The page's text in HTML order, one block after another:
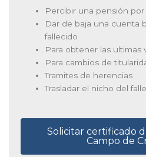
Percibir una pensión
Dar de baja una cuenta
fallecido
Para obtener las ultimas
Para cambios de
Tramites de herencias
Trasladar el nicho del
Solicitar certificado
Campo de